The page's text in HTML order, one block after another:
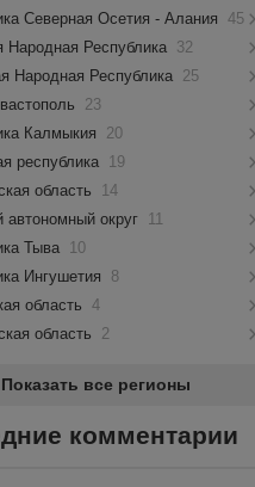
Северная Осетия - Алания
45
Народная Республика
32
Народная Республика
25
23
Калмыкия
20
республика
19
область
14
автономный округ 11
Тыва
10
Ингушетия
8
область
4
область
2
Показать все регионы
комментарии